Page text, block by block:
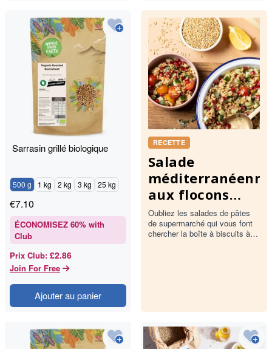
Sarrasin grillé biologique
500 g 1 kg 2 kg 3 kg 25 kg
€7.10
ÉCONOMISEZ 60% with
Club
Prix Club: £2.86
Join For Free
Ajouter au panier
RECETTE
Salade
méditerranéenne
aux flocons
d'avoine
Oubliez les salades de pâtes
de supermarché qui vous font
chercher la boîte à biscuits à